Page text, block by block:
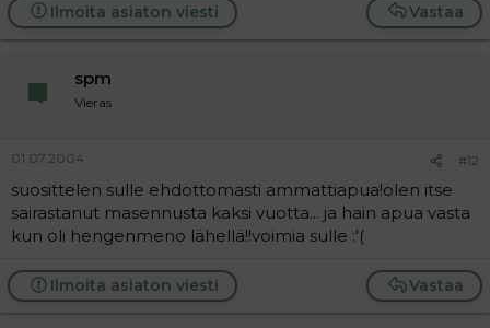
Vastaa
Ilmoita asiaton viesti
spm
Vieras
01.07.2004 #12
suosittelen sulle ehdottomasti ammattiapua!olen itse
sairastanut masennusta kaksi vuotta... ja hain apua vasta
kun oli hengenmeno lähellä!!voimia sulle :'(
Vastaa
Ilmoita asiaton viesti